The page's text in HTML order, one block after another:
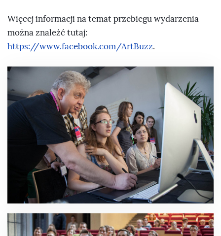
Więcej informacji na temat przebiegu wydarzenia
można znaleźć tutaj:
https://www.facebook.com/ArtBuzz.